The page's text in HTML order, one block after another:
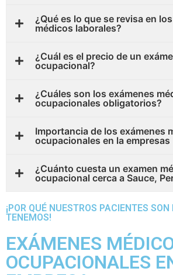
¿Qué es lo que se revisa en
médicos laborales?
¿Cuál es el precio de un
ocupacional?
¿Cuáles son los exámenes
ocupacionales obligatorios?
Importancia de los exámenes
ocupacionales en la empresas
¿Cuánto cuesta un examen
ocupacional cerca a Sauce,
¡POR QUÉ NUESTROS PACIENTES
TENEMOS!
EXÁMENES
OCUPACIONALES